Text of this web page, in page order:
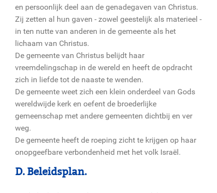
en persoonlijk deel aan de genadegaven van Christus.
Zij zetten al hun gaven - zowel geestelijk als materieel -
in ten nutte van anderen in de gemeente als het
lichaam van Christus.
De gemeente van Christus belijdt haar
vreemdelingschap in de wereld en heeft de opdracht
zich in liefde tot de naaste te wenden.
De gemeente weet zich een klein onderdeel van Gods
wereldwijde kerk en oefent de broederlijke
gemeenschap met andere gemeenten dichtbij en ver
weg.
De gemeente heeft de roeping zicht te krijgen op haar
onopgeefbare verbondenheid met het volk Israël.
D. Beleidsplan.